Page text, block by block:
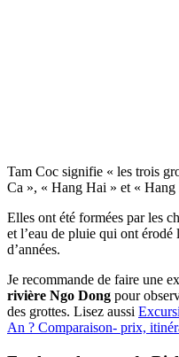
Tam Coc signifie « les trois
Ca », « Hang Hai » et « Hang
Elles ont été formées par les
et l’eau de pluie qui ont
d’années.
Je recommande de faire une
rivière Ngo Dong pour
des grottes. Lisez aussi
An ? Comparaison- prix,